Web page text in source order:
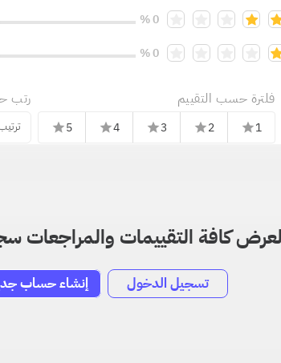
0 %
0 %
فلترة حسب التقييم
1
star
2
star
3
star
4
star
5
star
رتب
لعرض كافة التقييمات والمراجعات
تسجيل الدخول إنشاء حساب